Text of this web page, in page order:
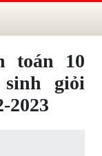
toán 10
sinh giỏi
2023